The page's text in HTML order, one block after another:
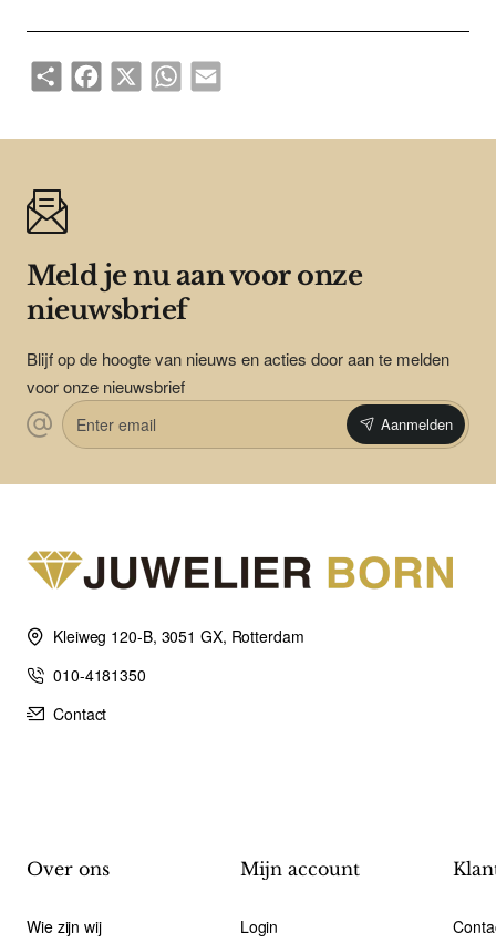
ShareFacebook
X WhatsAppEmail
Meld je nu aan voor onze
nieuwsbrief
Blijf op de hoogte van nieuws en acties door aan te melden
voor onze nieuwsbrief
Enter
email
Aanmelden
Kleiweg 120-B, 3051 GX, Rotterdam
010-4181350
Contact
Over ons
Wie zijn wij
Mijn account
Login